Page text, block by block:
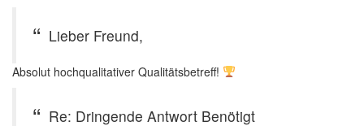
Lieber Freund,
Absolut hochqualitativer Qualitätsbetreff!
Re: Dringende Antwort Benötigt